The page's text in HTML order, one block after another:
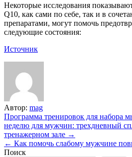
Некоторые исследования
Q10, как сами по себе, так и в
препаратами, могут помочь
следующие состояния:
Источник
Автор: mag
Навигация
по
записям
Программа тренировок для набора
неделю для мужчин: трехдневный
тренажерном зале →
← Как помочь слабому мужчине
Поиск